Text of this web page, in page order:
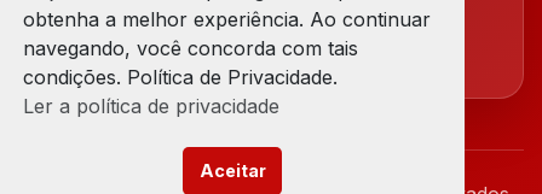
obtenha a melhor experiência. Ao continuar
navegando, você concorda com tais
condições. Política de Privacidade.
Ler a política de privacidade
Aceitar